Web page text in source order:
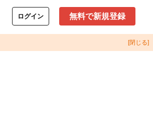
ログイン 無料で新規登録
[閉じる]